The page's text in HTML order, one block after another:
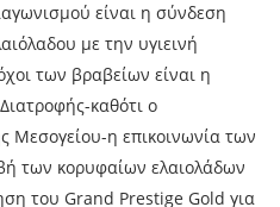
είναι η σύνδεση
με την υγιεινή
των βραβείων είναι η
καθότι ο
Μεσογείου-η επικοινωνία των
των κορυφαίων ελαιολάδων
του Grand Prestige Gold για